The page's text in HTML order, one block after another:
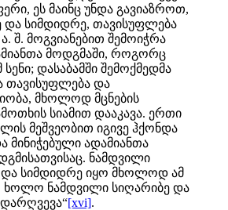
ეს მაინც უნდა გავიაზროთ,
და სიმდიდრე, თავისუფლება
შ. მოგვიანებით შემოიჭრა
მოდგმაში, როგორც
დასაბამში შემოქმედმა
თავისუფლება და
მხოლოდ მცნების
სიამით დააკავა. ერთი
მეშვეობით იგივე ჰქონდა
მინიჭებული ადამიანთა
ნამდვილი
სიმდიდრე იყო მხოლოდ ამ
ხოლო ნამდვილი სიღარიბე და
[xvi].